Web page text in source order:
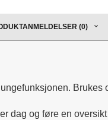
(0)
Brukes
dag og føre en